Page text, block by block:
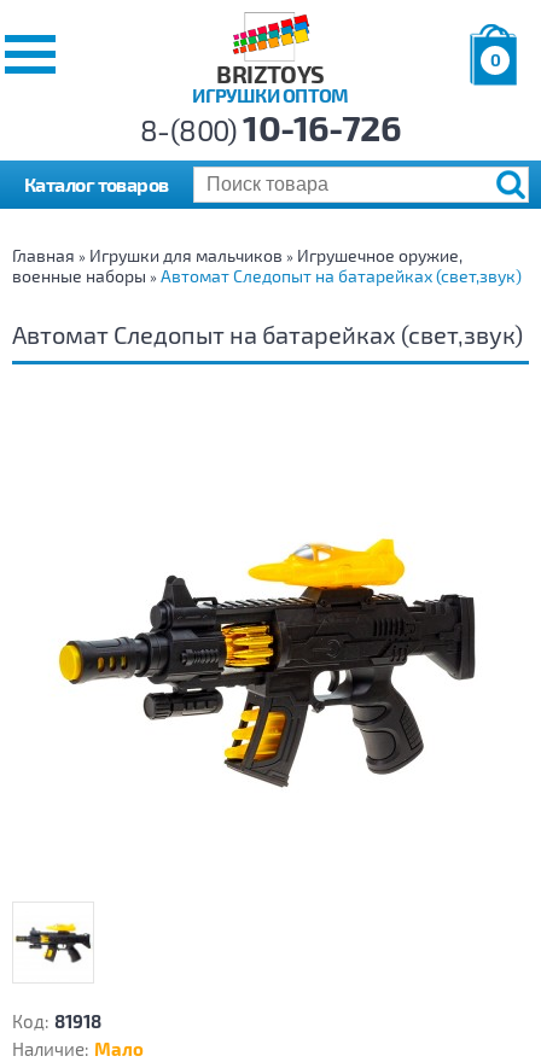
BRIZTOYS
ИГРУШКИ ОПТОМ
0
р.
8-(800)10-16-726
Каталог товаров
Главная » Игрушки для мальчиков » Игрушечное оружие,
военные наборы » Автомат Следопыт на батарейках (свет,звук)
Автомат Следопыт на батарейках (свет,звук)
Код: 81918
Наличие: Мало